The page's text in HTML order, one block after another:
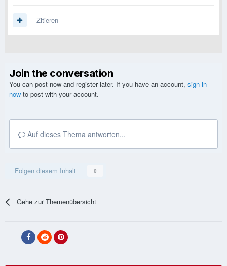
Zitieren
Join the conversation
You can post now and register later. If you have an account, sign in
now to post with your account.
Auf dieses Thema antworten...
Folgen diesem Inhalt 0
Gehe zur Themenübersicht